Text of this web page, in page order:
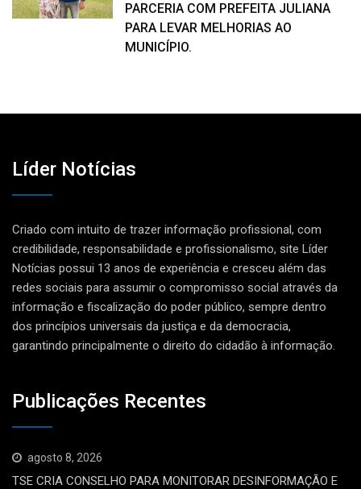
PARCERIA COM PREFEITA JULIANA
PARA LEVAR MELHORIAS AO
MUNICÍPIO.
Líder Notícias
Criado com intuito de trazer informação profissional, com
credibilidade, responsabilidade e profissionalismo, site Líder
Notícias possui 13 anos de experiência e cresceu além das
redes sociais para assumir o compromisso social através da
informação e fiscalização do poder público, sempre dentro
dos princípios universais da justiça e da democracia,
garantindo principalmente o direito do cidadão à informação.
Publicações Recentes
agosto 8, 2026
TSE CRIA CONSELHO PARA MONITORAR DESINFORMAÇÃO E